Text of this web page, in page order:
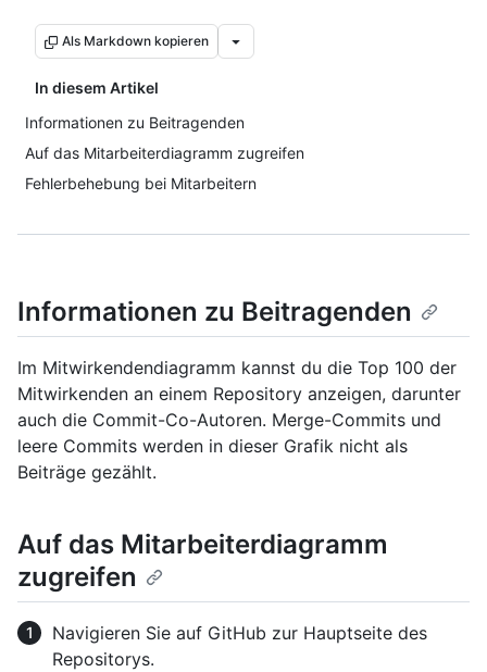
Als Markdown kopieren
In diesem Artikel
Informationen zu Beitragenden
Auf das Mitarbeiterdiagramm zugreifen
Fehlerbehebung bei Mitarbeitern
Informationen zu Beitragenden
Im Mitwirkendendiagramm kannst du die Top 100 der
Mitwirkenden an einem Repository anzeigen, darunter
auch die Commit-Co-Autoren. Merge-Commits und
leere Commits werden in dieser Grafik nicht als
Beiträge gezählt.
Auf das Mitarbeiterdiagramm
zugreifen
Navigieren Sie auf GitHub zur Hauptseite des
Repositorys.